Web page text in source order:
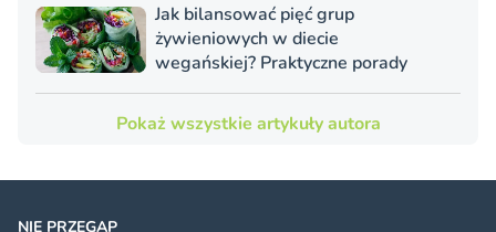
Jak bilansować pięć grup
żywieniowych w diecie
wegańskiej? Praktyczne porady
Pokaż wszystkie artykuły autora
NIE PRZEGAP